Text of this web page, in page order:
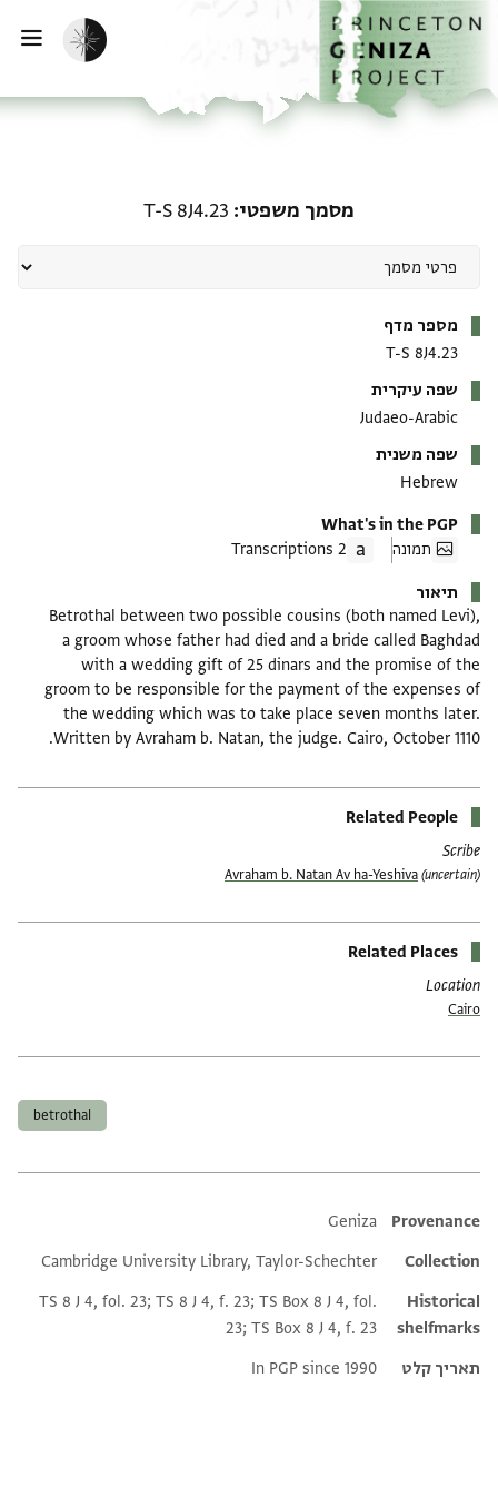
לתוכןהבית
הפעלת מצב כהה
מסמך משפטי T-S 8J4.23
מספר מדף
T-S 8J4.23
שפה עיקרית
Judaeo-Arabic
שפה משנית
Hebrew
What's in the PGP
תמונה
2 Transcriptions
תיאור
Betrothal between two possible cousins (both named Levi),
a groom whose father had died and a bride called Baghdad
with a wedding gift of 25 dinars and the promise of the
groom to be responsible for the payment of the expenses of
the wedding which was to take place seven months later.
Written by Avraham b. Natan, the judge. Cairo, October 1110.
Related People
Scribe
Avraham b. Natan Av ha-Yeshiva (uncertain)
Related Places
Location
Cairo
betrothal
Additional metadata
Provenance
Geniza
Collection
Cambridge University Library, Taylor-Schechter
Historical
shelfmarks
TS 8 J 4, fol. 23; TS 8 J 4, f. 23; TS Box 8 J 4, fol.
23; TS Box 8 J 4, f. 23
תאריך קלט
In PGP since 1990